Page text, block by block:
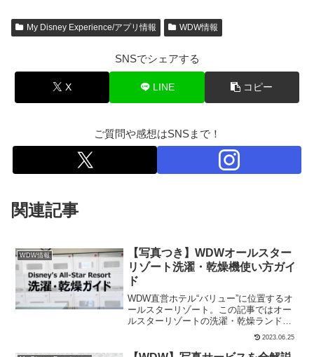
My Disney Experience/アプリ情報 WDW情報
SNSでシェアする
X LINE コピー
ご質問や感想はSNSまで！
関連記事
WDW情報
【写真つき】WDWオールスター
リゾート洗濯・乾燥機使い方ガイ
ド
WDW直営ホテル“バリュー”に位置するオ
ールスターリゾート。この記事ではオー
ルスターリゾートの洗濯・乾燥ランドリ
ーの使い方について、写真をたっぷり使
2023.06.25